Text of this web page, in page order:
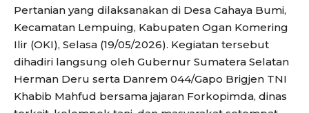
Pertanian yang dilaksanakan di Desa Cahaya Bumi,
Kecamatan Lempuing, Kabupaten Ogan Komering
Ilir (OKI), Selasa (19/05/2026). Kegiatan tersebut
dihadiri langsung oleh Gubernur Sumatera Selatan
Herman Deru serta Danrem 044/Gapo Brigjen TNI
Khabib Mahfud bersama jajaran Forkopimda, dinas